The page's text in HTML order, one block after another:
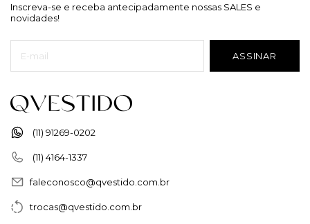
(11) 91269-0202
(11) 4164-1337
faleconosco@qvestido.com.br
trocas@qvestido.com.br
Inscreva-se e receba antecipadamente nossas SALES e
novidades!